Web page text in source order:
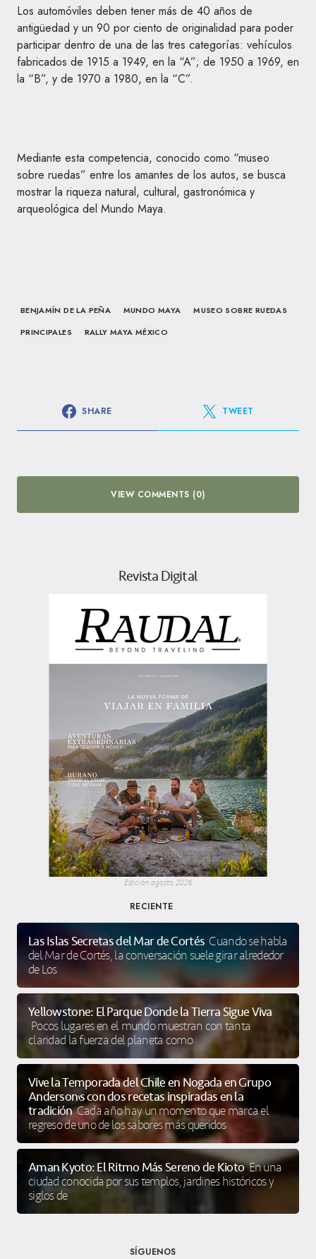
Los automóviles deben tener más de 40 años de
antigüedad y un 90 por ciento de originalidad para poder
participar dentro de una de las tres categorías: vehículos
fabricados de 1915 a 1949, en la “A”; de 1950 a 1969, en
la “B”, y de 1970 a 1980, en la “C”.
Mediante esta competencia, conocido como “museo
sobre ruedas” entre los amantes de los autos, se busca
mostrar la riqueza natural, cultural, gastronómica y
arqueológica del Mundo Maya.
BENJAMÍN DE LA PEÑA MUNDO MAYA
MUSEO SOBRE RUEDAS
PRINCIPALES
RALLY MAYA MÉXICO
SHARE TWEET
VIEW COMMENTS (0)
Revista Digital
Edición agosto 2026
RECIENTE
Las Islas Secretas del Mar de Cortés Cuando se habla
del Mar de Cortés, la conversación suele girar alrededor
de Los
Yellowstone: El Parque Donde la Tierra Sigue Viva
Pocos lugares en el mundo muestran con tanta
claridad la fuerza del planeta como
Vive la Temporada del Chile en Nogada en Grupo
Anderson’s con dos recetas inspiradas en la
tradición Cada año hay un momento que marca el
regreso de uno de los sabores más queridos
Aman Kyoto: El Ritmo Más Sereno de Kioto En una
ciudad conocida por sus templos, jardines históricos y
siglos de
SÍGUENOS